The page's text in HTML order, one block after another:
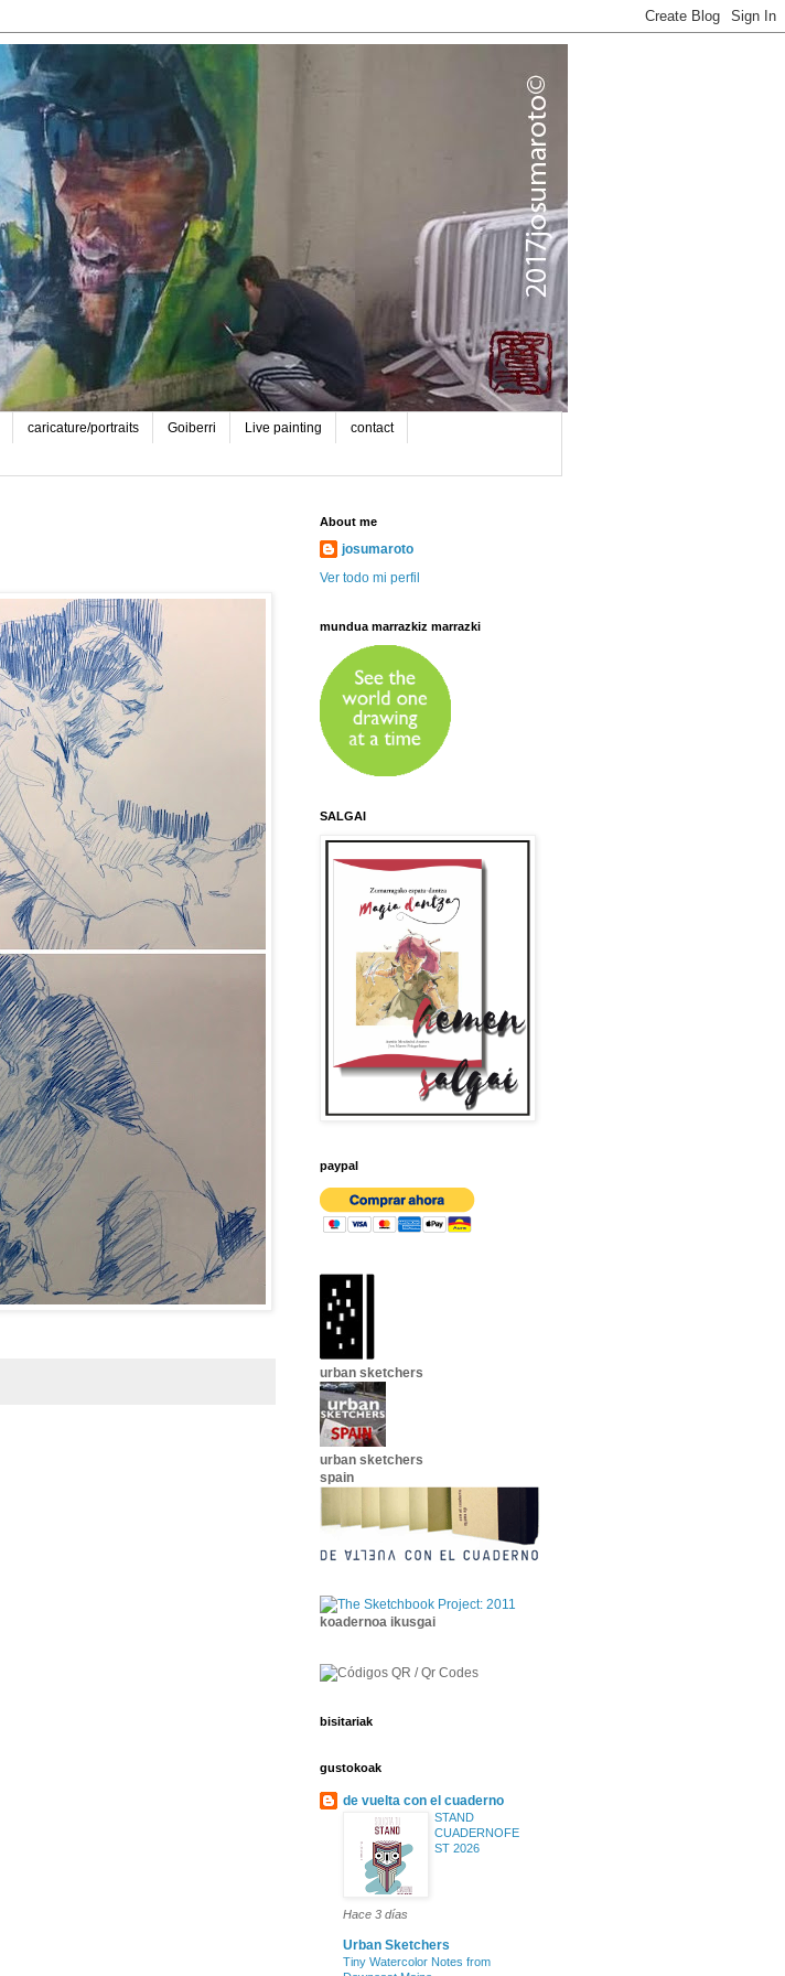
caricature/portraits Goiberri Live painting contact
About me
josumaroto
Ver todo mi perfil
mundua marrazkiz marrazki
SALGAI
paypal
urban sketchers
urban sketchers
spain
koadernoa ikusgai
bisitariak
gustokoak
de vuelta con el cuaderno
STAND
CUADERNOFE
ST 2026
Hace 3 días
Urban Sketchers
Tiny Watercolor Notes from